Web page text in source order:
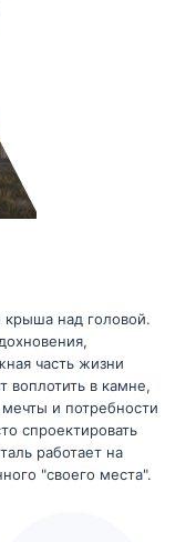
над головой.
часть жизни
воплотить в камне,
и потребности
спроектировать
работает на
"своего места".